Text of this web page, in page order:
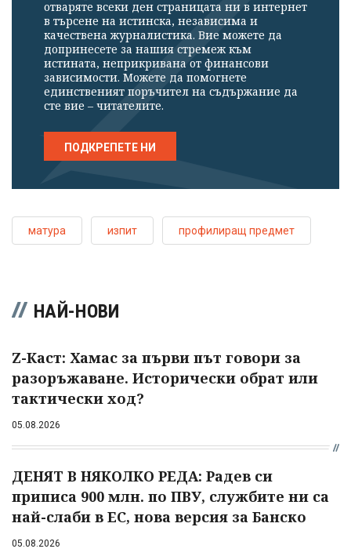
отваряте всеки ден страницата ни в интернет
в търсене на истинска, независима и
качествена журналистика. Вие можете да
допринесете за нашия стремеж към
истината, неприкривана от финансови
зависимости. Можете да помогнете
единственият поръчител на съдържание да
сте вие – читателите.
ПОДКРЕПЕТЕ НИ
матура изпит профилиращ предмет
НАЙ-НОВИ
Z-Каст: Хамас за първи път говори за
разоръжаване. Исторически обрат или
тактически ход?
05.08.2026
ДЕНЯТ В НЯКОЛКО РЕДА: Радев си
приписа 900 млн. по ПВУ, службите ни са
най-слаби в ЕС, нова версия за Банско
05.08.2026